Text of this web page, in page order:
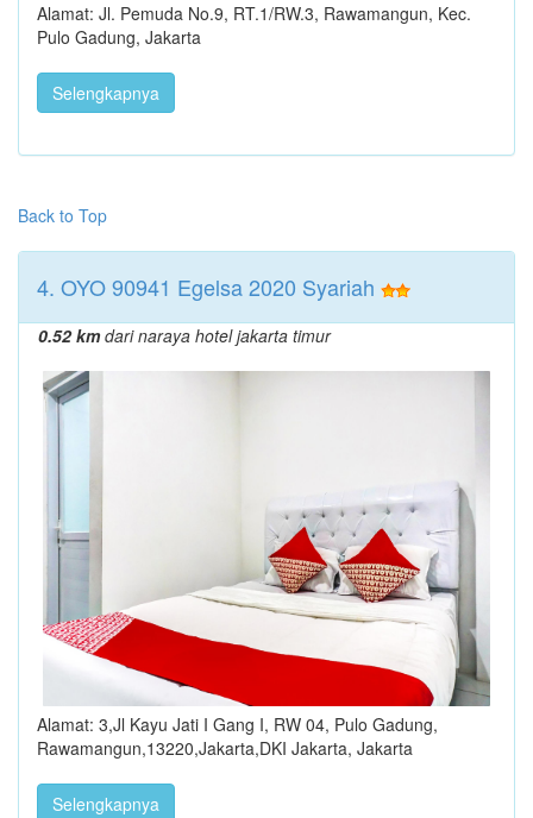
Alamat: Jl. Pemuda No.9, RT.1/RW.3, Rawamangun, Kec.
Pulo Gadung, Jakarta
Selengkapnya
Back to Top
4. OYO 90941 Egelsa 2020 Syariah
0.52 kmdari naraya hotel jakarta timur
Alamat: 3,Jl Kayu Jati I Gang I, RW 04, Pulo Gadung,
Rawamangun,13220,Jakarta,DKI Jakarta, Jakarta
Selengkapnya